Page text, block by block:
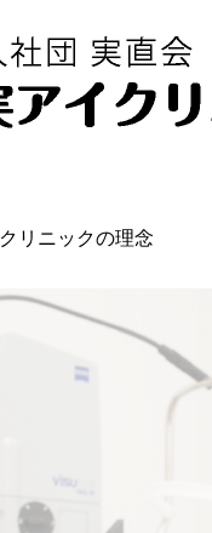
クリニックの理念